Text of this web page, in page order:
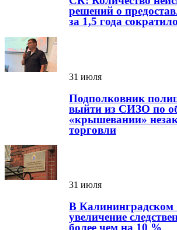
решений о
за 1,5 года
31 июля
Подполковник
выйти из СИЗО по
«крышевании»
торговли
31 июля
В
увеличение
более чем на 10 %